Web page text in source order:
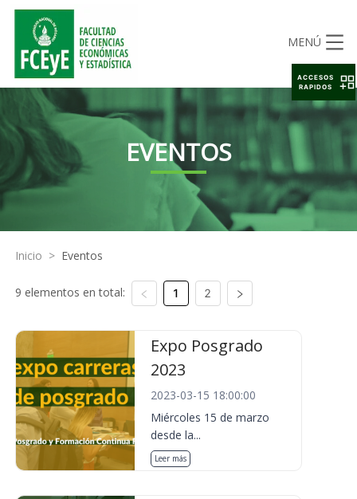
MENÚ
EVENTOS
Inicio > Eventos
9 elementos en total: 1 2
Expo Posgrado
2023
2023-03-15 18:00:00
Miércoles 15 de marzo
desde la...
Leer más
ACCESOS
RAPIDOS